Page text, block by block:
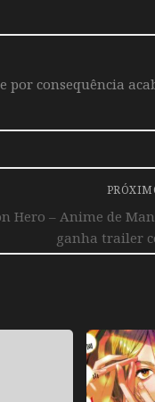
por consequência
Hero – Anime de
ganha trailer